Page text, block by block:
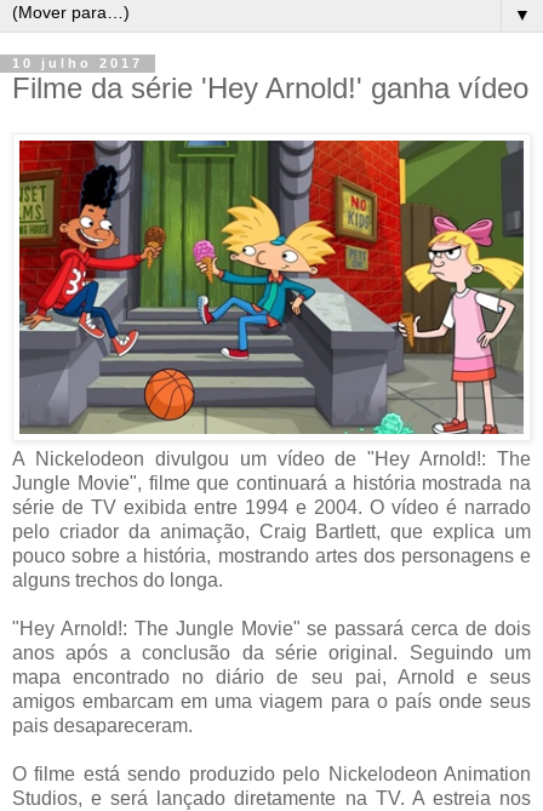
▼
10 julho 2017
Filme da série 'Hey Arnold!' ganha vídeo
A Nickelodeon divulgou um vídeo de "Hey Arnold!: The
Jungle Movie", filme que continuará a história mostrada na
série de TV exibida entre 1994 e 2004. O vídeo é narrado
pelo criador da animação, Craig Bartlett, que explica um
pouco sobre a história, mostrando artes dos personagens e
alguns trechos do longa.
"Hey Arnold!: The Jungle Movie" se passará cerca de dois
anos após a conclusão da série original. Seguindo um
mapa encontrado no diário de seu pai, Arnold e seus
amigos embarcam em uma viagem para o país onde seus
pais desapareceram.
O filme está sendo produzido pelo Nickelodeon Animation
Studios, e será lançado diretamente na TV. A estreia nos